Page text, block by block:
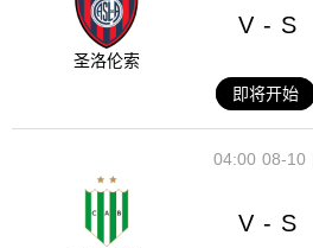
圣洛伦索
V - S
即将开始
08-10
04:00
V - S